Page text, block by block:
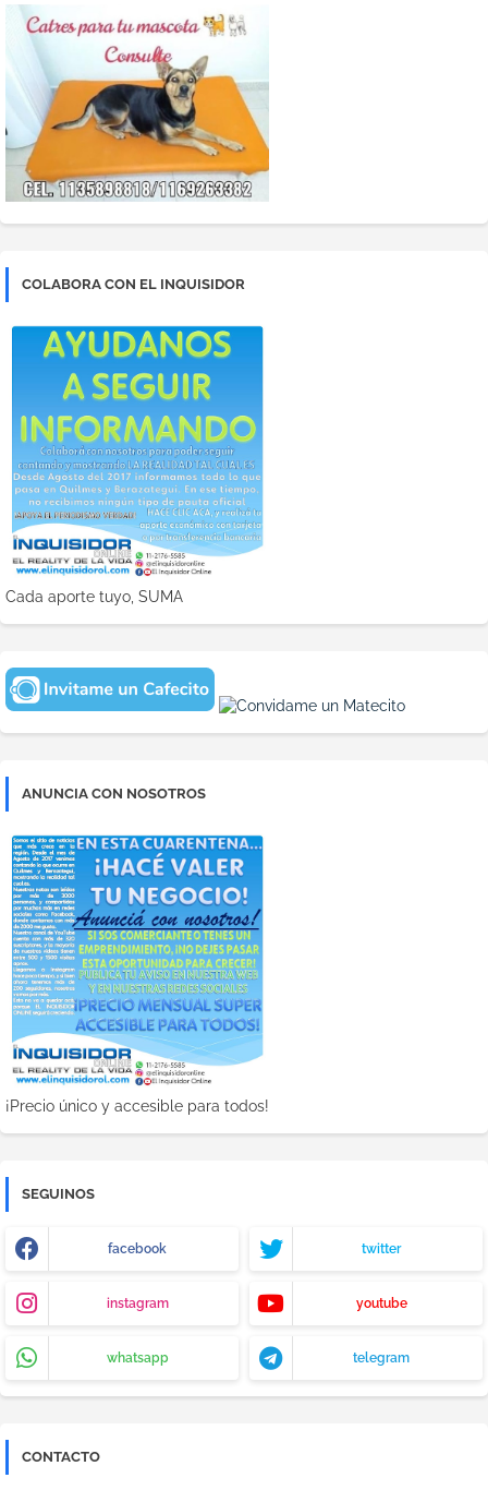
COLABORA CON EL INQUISIDOR
Cada aporte tuyo, SUMA
ANUNCIA CON NOSOTROS
¡Precio único y accesible para todos!
SEGUINOS
facebook twitter
instagram youtube
whatsapp telegram
CONTACTO